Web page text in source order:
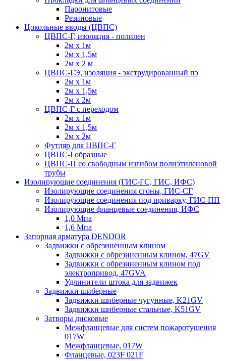
Паронитовые
Резиновые
Цокольные вводы (ЦВПС)
ЦВПС-Г, изоляция - полилен
2м х 1м
2м х 1,5м
2м х 2 м
ЦВПС-ГЭ, изоляция - экструдированный пэ
2м х 1м
2м х 1,5м
2м х 2м
ЦВПС-Г с переходом
2м х 1м
2м х 1,5м
2м х 2м
Футляр для ЦВПС-Г
ЦВПС-I образные
ЦВПС-П со свободным изгибом полиэтиленовой
трубы
Изолирующие соединения (ГИС-ГС, ГИС, ИФС)
Изолирующие соединения сгоны, ГИС-СГ
Изолирующие соединения под приварку, ГИС-ПП
Изолирующие фланцевые соединения, ИФС
1,0 Мпа
1,6 Мпа
Запорная арматура DENDOR
Задвижки c обрезиненным клином
Задвижки с обрезиненным клином, 47GV
Задвижки с обрезиненным клином под
электропривод, 47GVA
Удлинители штока для задвижек
Задвижки шиберные
Задвижки шиберные чугунные, K21GV
Задвижки шиберные стальные, K51GV
Затворы дисковые
Межфланцевые для систем пожаротушения
017W
Межфланцевые, 017W
Фланцевые, 023F 021F